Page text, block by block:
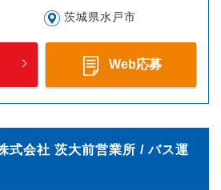
茨城県水戸市
Web応募
式会社 茨大前営業所 / バス運